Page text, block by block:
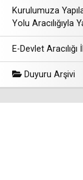
Kurulumuza
Yolu Aracılığıyla
E-Devlet
Duyuru Arşivi